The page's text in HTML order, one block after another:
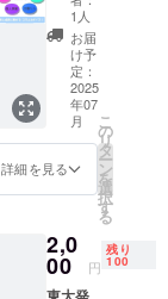
に、心
より感
謝申し
上げま
す。 さ
さやか
ではご
ざいま
すが、
て、こ
のメー
ルにて
康力と
成長力
向上」
ヒュー
マンコ
ンディ
ショニ
ングコ
ラム＆
ボイス
「最
うも体
の調子
が優れ
1人
お届
け予
定：
2025
年07
月
詳細を見る
こ
の
リ
タ
ー
ン
を
選
択
す
る
2,0
00 円
残り
100